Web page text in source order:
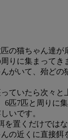
の猫ちゃん達が
りに集まってき
がいて、殆どの
ていたら次々と
6匹7匹と周りに集
いです。
を置くだけではな
の近くに直接餌